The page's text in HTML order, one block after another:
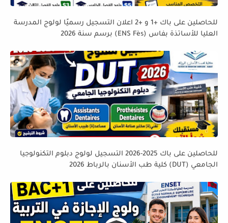
للحاصلين على باك +1 و +2 اعلان التسجيل رسميًا لولوج المدرسة
العليا للأساتذة بفاس (ENS Fès) برسم سنة 2026
للحاصلين على باك 2025-2026 التسجيل لولوج دبلوم التكنولوجيا
الجامعي (DUT) كلية طب الأسنان بالرباط 2026